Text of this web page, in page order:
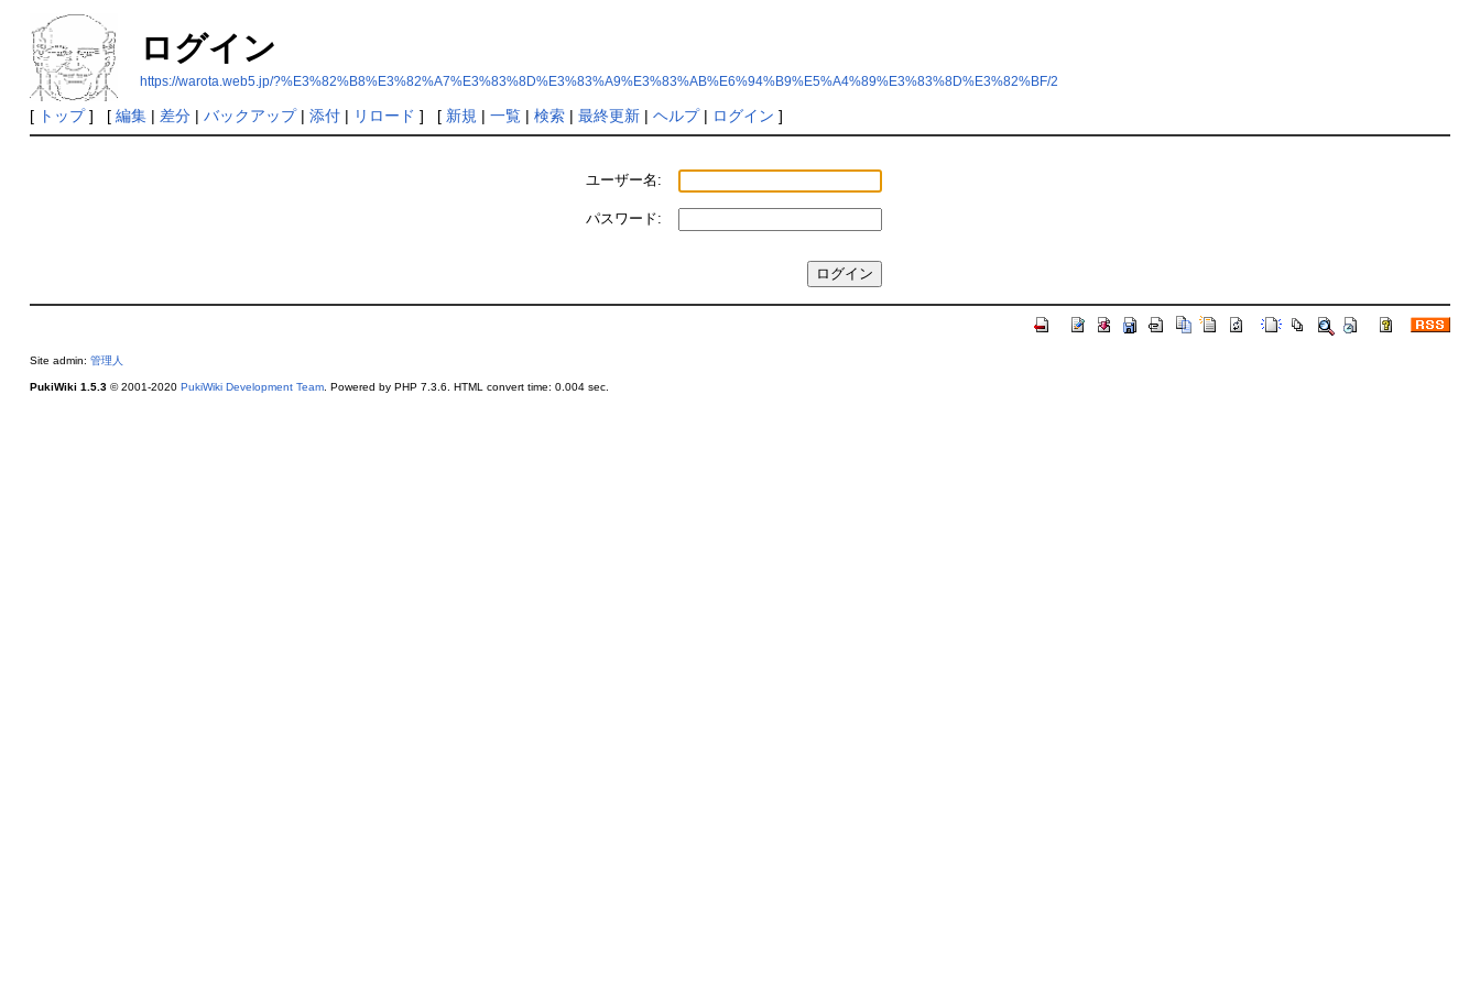
ログイン
https://warota.web5.jp/?%E3%82%B8%E3%82%A7%E3%83%8D%E3%83%A9%E3%83%AB%E6%94%B9%E5%A4%89%E3%83%8D%E3%82%BF/2
[ トップ] [ 編集| 差分| バックアップ| 添付| リロード ] [ 新規 | 一覧| 検索| 最終更新| ヘルプ| ログイン ]
ユーザー名:
パスワード:
Site admin: 管理人
PukiWiki 1.5.3© 2001-2020 PukiWiki Development Team. Powered by PHP 7.3.6. HTML convert time: 0.004 sec.